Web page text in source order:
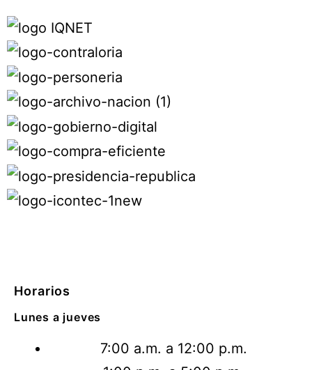
Horarios
Lunes a jueves
7:00 a.m. a 12:00 p.m.